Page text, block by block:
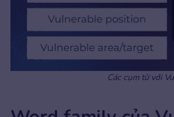
Các cụm từ với